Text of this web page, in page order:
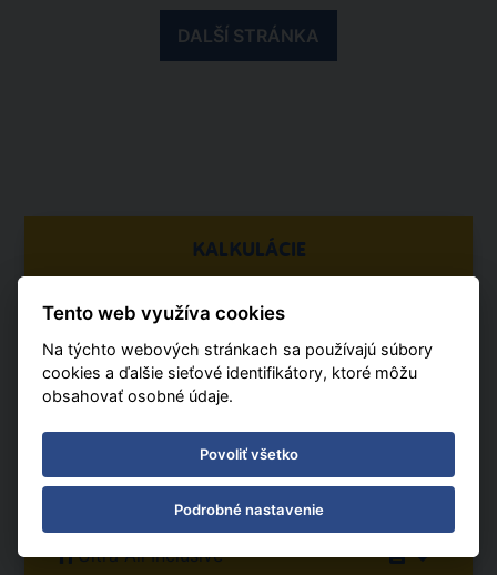
DALŠÍ STRÁNKA
KALKULÁCIE
03. 04. - 10. 04. 2027
8 dní / 7 nocí
Varšava
2 dospelých, 0 detí
Ultra All Inclusive
Tento web využíva cookies
Na týchto webových stránkach sa používajú súbory
cookies a ďalšie sieťové identifikátory, ktoré môžu
obsahovať osobné údaje.
Povoliť všetko
Podrobné nastavenie